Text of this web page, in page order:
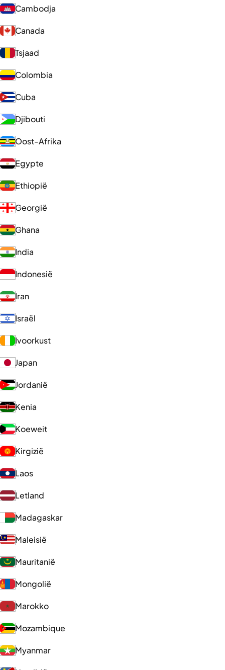
Cambodja
Canada
Tsjaad
Colombia
Cuba
Djibouti
Oost-Afrika
Egypte
Ethiopië
Georgië
Ghana
India
Indonesië
Iran
Israël
Ivoorkust
Japan
Jordanië
Kenia
Koeweit
Kirgizië
Laos
Letland
Madagaskar
Maleisië
Mauritanië
Mongolië
Marokko
Mozambique
Myanmar